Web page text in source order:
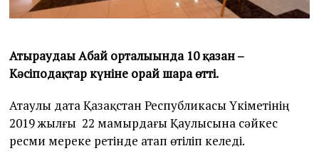
Атыраудағы Абай орталығында 10 қазан –
Кәсіподақтар күніне орай шара өтті.
Атаулы дата Қазақстан Республикасы Үкіметінің
2019 жылғы 22 мамырдағы Қаулысына сәйкес
ресми мереке ретінде атап өтіліп келеді.